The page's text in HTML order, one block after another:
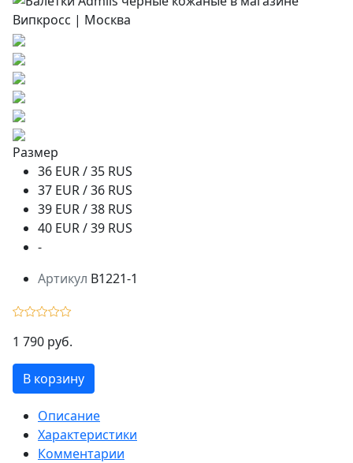
Размер
36 EUR / 35 RUS
37 EUR / 36 RUS
39 EUR / 38 RUS
40 EUR / 39 RUS
-
Артикул B1221-1
1 790 руб.
В корзину
Описание
Характеристики
Комментарии